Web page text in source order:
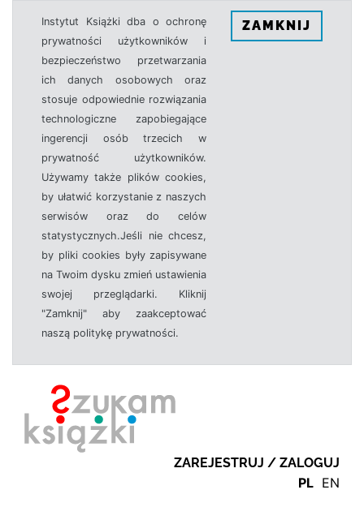
Instytut Książki dba o ochronę
prywatności użytkowników i
bezpieczeństwo przetwarzania
ich danych osobowych oraz
stosuje odpowiednie rozwiązania
technologiczne zapobiegające
ingerencji osób trzecich w
prywatność użytkowników.
Używamy także plików cookies,
by ułatwić korzystanie z naszych
serwisów oraz do celów
statystycznych.Jeśli nie chcesz,
by pliki cookies były zapisywane
na Twoim dysku zmień ustawienia
swojej przeglądarki. Kliknij
"Zamknij" aby zaakceptować
naszą politykę prywatności.
ZAMKNIJ
ZAREJESTRUJ / ZALOGUJ
PL EN